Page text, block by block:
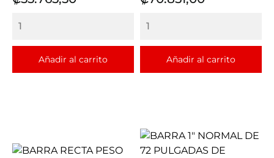
Añadir al carrito Añadir al carrito